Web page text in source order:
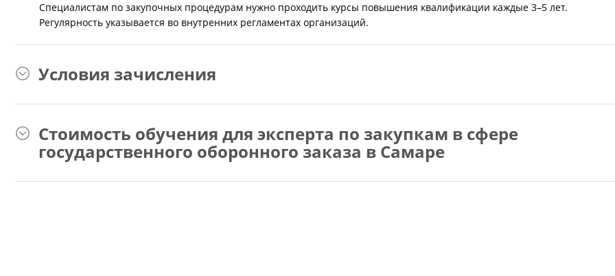
Специалистам по закупочных процедурам нужно проходить курсы повышения квалификации каждые 3–5 лет.
Регулярность указывается во внутренних регламентах организаций.
Условия зачисления
Стоимость обучения для эксперта по закупкам в сфере
государственного оборонного заказа в Самаре